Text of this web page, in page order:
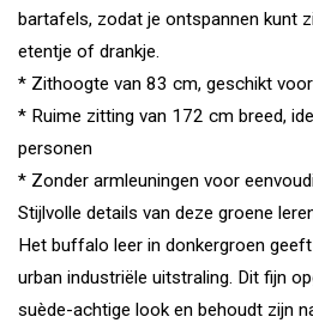
bartafels, zodat je ontspannen kunt
etentje of drankje.
* Zithoogte van 83 cm, geschikt
* Ruime zitting van 172 cm breed,
personen
* Zonder armleuningen voor
Stijlvolle details van deze groene
Het buffalo leer in donkergroen
urban industriële uitstraling. Dit fijn
suède-achtige look en behoudt zijn